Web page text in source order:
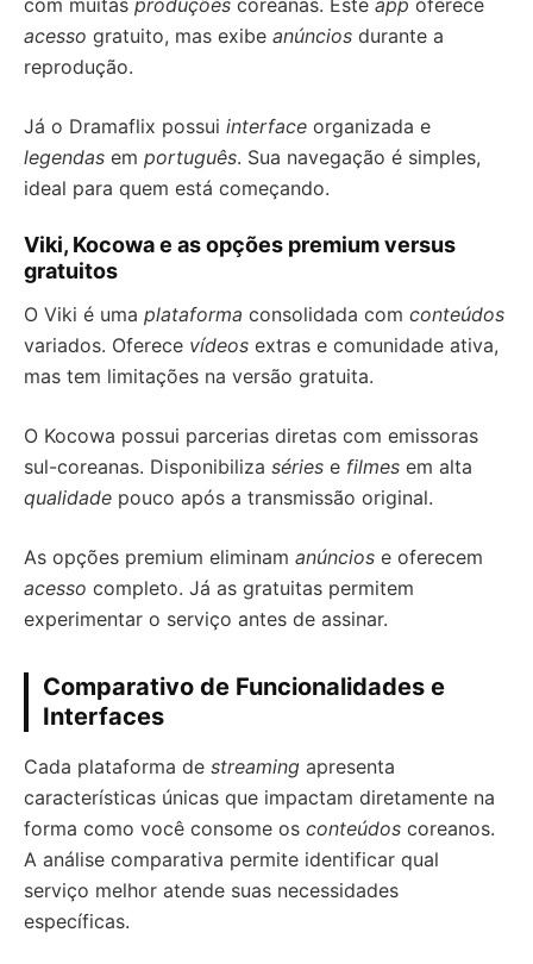
com muitas produções coreanas. Este app oferece
acesso gratuito, mas exibe anúncios durante a
reprodução.
Já o Dramaflix possui interface organizada e
legendas em português. Sua navegação é simples,
ideal para quem está começando.
Viki, Kocowa e as opções premium versus
gratuitos
O Viki é uma plataforma consolidada com conteúdos
variados. Oferece vídeos extras e comunidade ativa,
mas tem limitações na versão gratuita.
O Kocowa possui parcerias diretas com emissoras
sul-coreanas. Disponibiliza séries e filmes em alta
qualidade pouco após a transmissão original.
As opções premium eliminam anúncios e oferecem
acesso completo. Já as gratuitas permitem
experimentar o serviço antes de assinar.
Comparativo de Funcionalidades e
Interfaces
Cada plataforma de streaming apresenta
características únicas que impactam diretamente na
forma como você consome os conteúdos coreanos.
A análise comparativa permite identificar qual
serviço melhor atende suas necessidades
específicas.